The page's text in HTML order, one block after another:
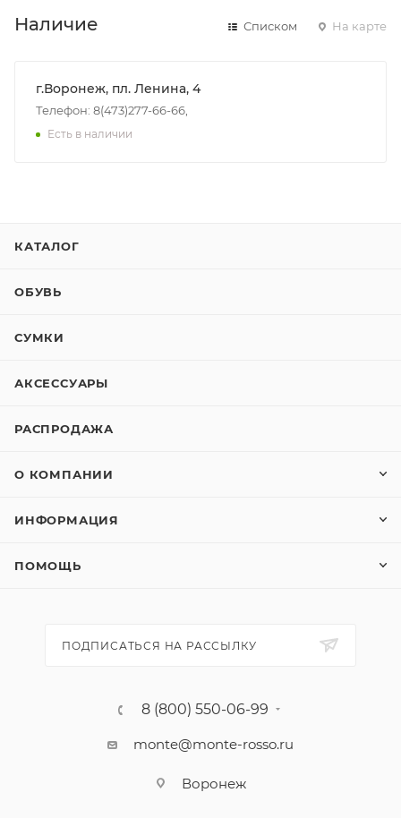
Наличие Списком На карте
г.Воронеж, пл. Ленина, 4
Телефон: 8(473)277-66-66,
Есть в наличии
КАТАЛОГ
ОБУВЬ
СУМКИ
АКСЕССУАРЫ
РАСПРОДАЖА
О КОМПАНИИ
ИНФОРМАЦИЯ
ПОМОЩЬ
ПОДПИСАТЬСЯ НА РАССЫЛКУ
8 (800) 550-06-99
monte@monte-rosso.ru
Воронеж